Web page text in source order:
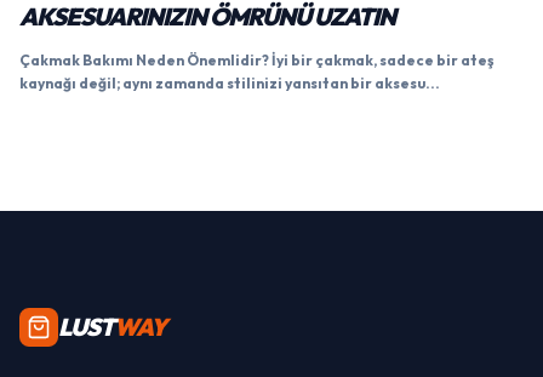
AKSESUARINIZIN ÖMRÜNÜ UZATIN
Çakmak Bakımı Neden Önemlidir? İyi bir çakmak, sadece bir ateş
kaynağı değil; aynı zamanda stilinizi yansıtan bir aksesu...
LUSTWAY